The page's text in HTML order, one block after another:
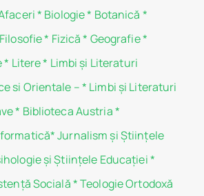
* Biologie* Botanică *
Filosofie* Fizică * Geografie*
* Litere* Limbi și Literaturi
si Orientale –* Limbi și Literaturi
* Biblioteca Austria*
*Jurnalism şi Ştiinţele
şi Ştiinţele Educaţiei*
Socială*Teologie Ortodoxă